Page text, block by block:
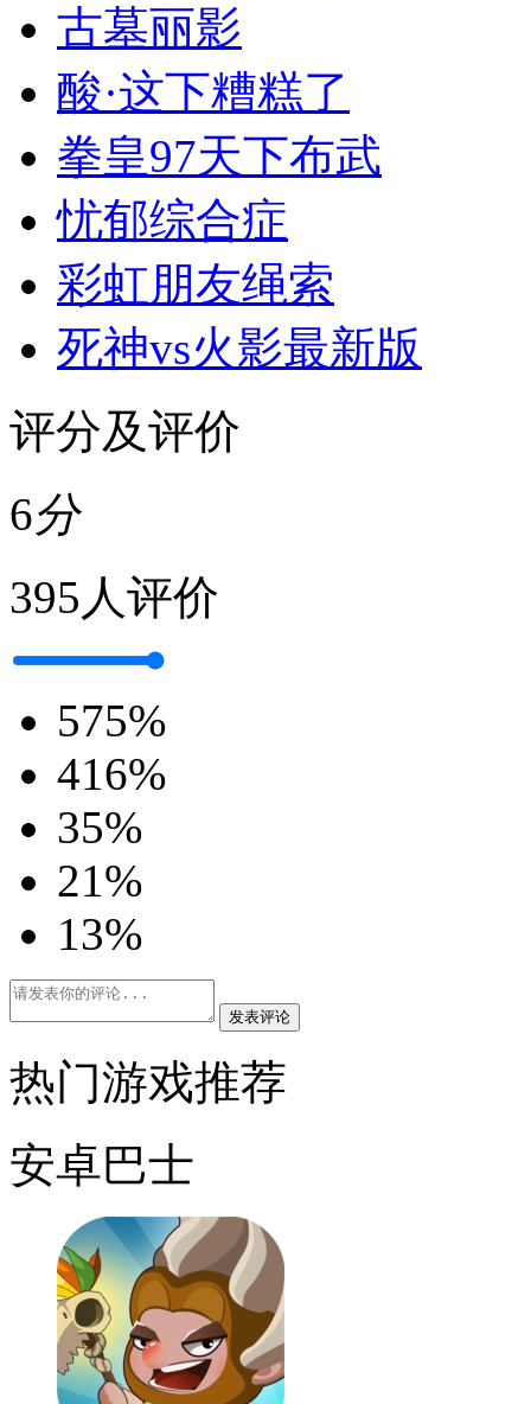
古墓丽影
酸·这下糟糕了
拳皇97天下布武
忧郁综合症
彩虹朋友绳索
死神vs火影最新版
评分及评价
6分
395人评价
575%
416%
35%
21%
1 3%
发表评论
热门游戏推荐
安卓巴士